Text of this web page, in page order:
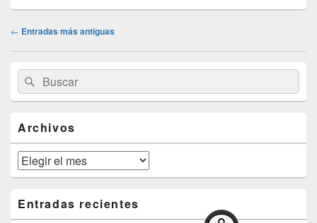
Navegación
← Entradas más antiguas
área
de
widget
lateral
primaria
Buscar
por:
Buscar
Archivos
Archivos
Entradas recientes